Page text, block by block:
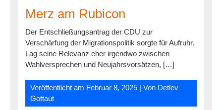
Merz am Rubicon
Der Entschließungsantrag der CDU zur
Verschärfung der Migrationspolitik sorgte für Aufruhr.
Lag seine Relevanz eher irgendwo zwischen
Wahlversprechen und Neujahrsvorsätzen, […]
Veröffentlicht am Februar 8, 2025 | Von Detlev
Gottaut